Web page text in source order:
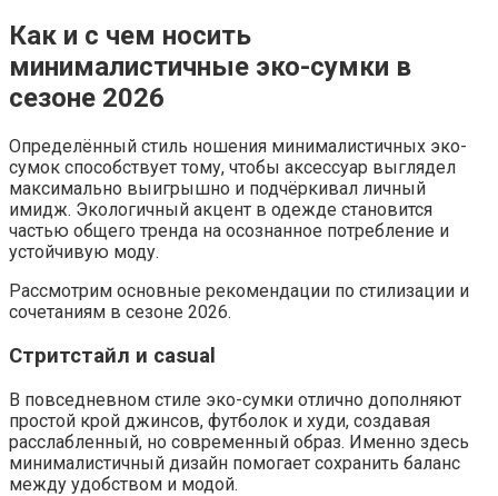
Как и с чем носить
минималистичные эко-сумки в
сезоне 2026
Определённый стиль ношения минималистичных эко-
сумок способствует тому, чтобы аксессуар выглядел
максимально выигрышно и подчёркивал личный
имидж. Экологичный акцент в одежде становится
частью общего тренда на осознанное потребление и
устойчивую моду.
Рассмотрим основные рекомендации по стилизации и
сочетаниям в сезоне 2026.
Стритстайл и casual
В повседневном стиле эко-сумки отлично дополняют
простой крой джинсов, футболок и худи, создавая
расслабленный, но современный образ. Именно здесь
минималистичный дизайн помогает сохранить баланс
между удобством и модой.